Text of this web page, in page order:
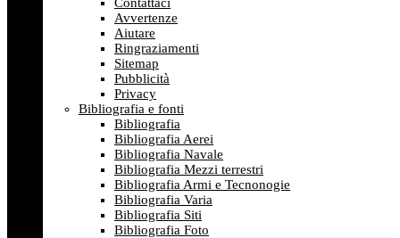
Avvertenze
Aiutare
Ringraziamenti
Sitemap
Pubblicità
Privacy
Bibliografia e fonti
Bibliografia
Bibliografia Aerei
Bibliografia Navale
Bibliografia Mezzi terrestri
Bibliografia Armi e Tecnonogie
Bibliografia Varia
Bibliografia Siti
Bibliografia Foto